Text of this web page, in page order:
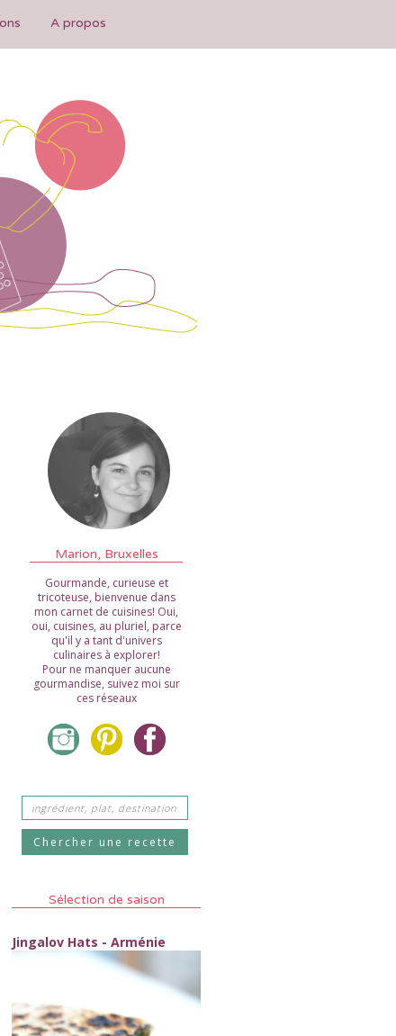
A propos
Marion, Bruxelles
Gourmande, curieuse et
tricoteuse, bienvenue dans
mon carnet de cuisines! Oui,
oui, cuisines, au pluriel, parce
qu'il y a tant d'univers
culinaires à explorer!
Pour ne manquer aucune
gourmandise, suivez moi sur
ces réseaux
Sélection de saison
Jingalov Hats - Arménie